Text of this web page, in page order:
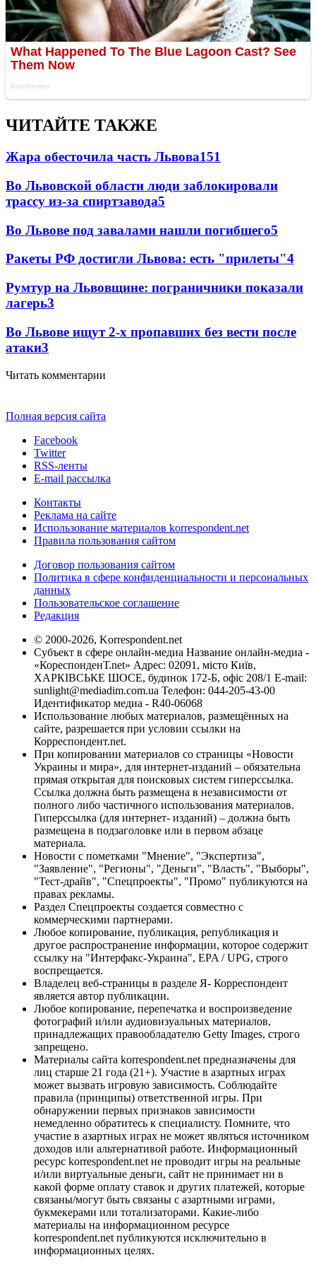
ЧИТАЙТЕ ТАКЖЕ
Жара обесточила часть Львова151
Во Львовской области люди заблокировали
трассу из-за спиртзавода5
Во Львове под завалами нашли погибшего5
Ракеты РФ достигли Львова: есть "прилеты"4
Румтур на Львовщине: пограничники показали
лагерь3
Во Львове ищут 2-х пропавших без вести после
атаки3
Читать комментарии
Полная версия сайта
Facebook
Twitter
RSS-ленты
E-mail рассылка
Контакты
Реклама на сайте
Использование материалов korrespondent.net
Правила пользования сайтом
Договор пользования сайтом
Политика в сфере конфиденциальности и персональных
данных
Пользовательское соглашение
Редакция
© 2000-2026, Korrespondent.net
Субъект в сфере онлайн-медиа Название онлайн-медиа -
«КореспонденТ.net» Адрес: 02091, місто Київ,
ХАРКІВСЬКЕ ШОСЕ, будинок 172-Б, офіс 208/1 E-mail:
sunlight@mediadim.com.ua Телефон: 044-205-43-00
Идентификатор медиа - R40-06068
Использование любых материалов, размещённых на
сайте, разрешается при условии ссылки на
Корреспондент.net.
При копировании материалов со страницы «Новости
Украины и мира», для интернет-изданий – обязательна
прямая открытая для поисковых систем гиперссылка.
Ссылка должна быть размещена в независимости от
полного либо частичного использования материалов.
Гиперссылка (для интернет- изданий) – должна быть
размещена в подзаголовке или в первом абзаце
материала.
Новости с пометками "Мнение", "Экспертиза",
"Заявление", "Регионы", "Деньги", "Власть", "Выборы",
"Тест-драйв", "Спецпроекты", "Промо" публикуются на
правах рекламы.
Раздел Спецпроекты создается совместно с
коммерческими партнерами.
Любое копирование, публикация, републикация и
другое распространение информации, которое содержит
ссылку на "Интерфакс-Украина", EPA / UPG, строго
воспрещается.
Владелец веб-страницы в разделе Я- Корреспондент
является автор публикации.
Любое копирование, перепечатка и воспроизведение
фотографий и/или аудиовизуальных материалов,
принадлежащих правообладателю Getty Images, строго
запрещено.
Материалы сайта korrespondent.net предназначены для
лиц старше 21 года (21+). Участие в азартных играх
может вызвать игровую зависимость. Соблюдайте
правила (принципы) ответственной игры. При
обнаружении первых признаков зависимости
немедленно обратитесь к специалисту. Помните, что
участие в азартных играх не может являться источником
доходов или альтернативой работе. Информационный
ресурс korrespondent.net не проводит игры на реальные
и/или виртуальные деньги, сайт не принимает ни в
какой форме оплату ставок и других платежей, которые
связаны/могут быть связаны с азартными играми,
букмекерами или тотализаторами. Какие-либо
материалы на информационном ресурсе
korrespondent.net публикуются исключительно в
информационных целях.